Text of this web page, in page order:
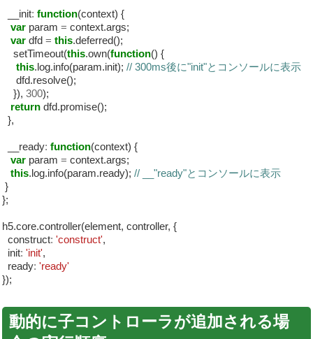
__init: function(context) {
var param = context.args;
var dfd = this.deferred();
setTimeout(this.own(function() {
this.log.info(param.init); // 300ms後に"init"とコンソールに表示
dfd.resolve();
}), 300);
return dfd.promise();
},
__ready: function(context) {
var param = context.args;
this.log.info(param.ready); // __"ready"とコンソールに表示
}
};
h5.core.controller(element, controller, {
construct: 'construct',
init: 'init',
ready: 'ready'
});
動的に子コントローラが追加される場